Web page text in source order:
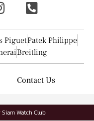
PiguetPatek Philippe
Breitling
Contact Us
Watch Club